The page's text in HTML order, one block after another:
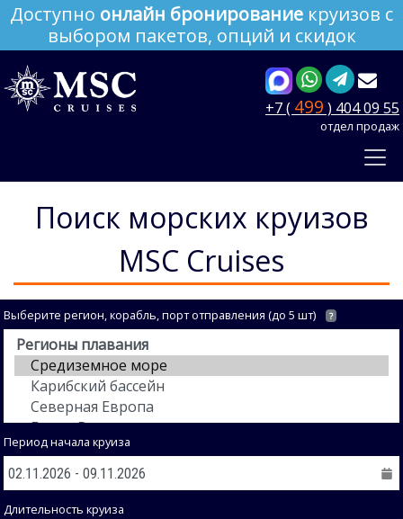
Доступно онлайн бронирование круизов с
выбором пакетов, опций и скидок
+7 ( 499 ) 404 09 55
отдел продаж
Поиск морских круизов
MSC Cruises
Выберите регион, корабль, порт отправления (до 5 шт) ?
Период начала круиза
Длительность круиза